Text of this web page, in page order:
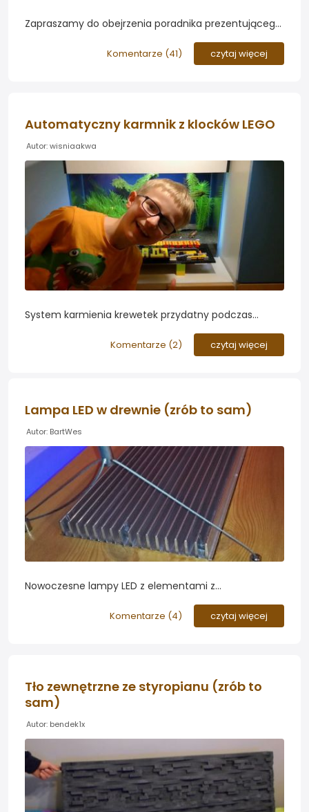
Zapraszamy do obejrzenia poradnika prezentującego
filtracyjne z plexi (PMMA)...
Komentarze (41) czytaj więcej
Automatyczny karmnik z klocków LEGO
Autor: wisniaakwa
System karmienia krewetek przydatny podczas
technic z wykorzystaniem programatora czasowego
Komentarze (2) czytaj więcej
Lampa LED w drewnie (zrób to sam)
Autor: BartWes
Nowoczesne lampy LED z elementami z
wnętrza. Zapraszamy do przeczytania z fotorelacji
projektu lampy wykonanej w...drewnie.
Komentarze (4) czytaj więcej
Tło zewnętrzne ze styropianu (zrób to
sam)
Autor: bendek1x